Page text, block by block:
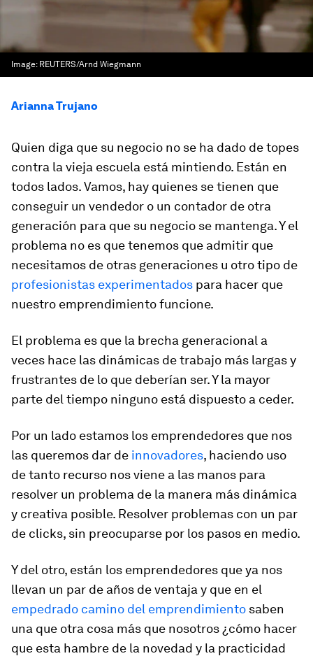
Image: REUTERS/Arnd Wiegmann
Arianna Trujano
Quien diga que su negocio no se ha dado de topes
contra la vieja escuela está mintiendo. Están en
todos lados. Vamos, hay quienes se tienen que
conseguir un vendedor o un contador de otra
generación para que su negocio se mantenga. Y el
problema no es que tenemos que admitir que
necesitamos de otras generaciones u otro tipo de
profesionistas experimentados para hacer que
nuestro emprendimiento funcione.
El problema es que la brecha generacional a
veces hace las dinámicas de trabajo más largas y
frustrantes de lo que deberían ser. Y la mayor
parte del tiempo ninguno está dispuesto a ceder.
Por un lado estamos los emprendedores que nos
las queremos dar de innovadores, haciendo uso
de tanto recurso nos viene a las manos para
resolver un problema de la manera más dinámica
y creativa posible. Resolver problemas con un par
de clicks, sin preocuparse por los pasos en medio.
Y del otro, están los emprendedores que ya nos
llevan un par de años de ventaja y que en el
empedrado camino del emprendimiento saben
una que otra cosa más que nosotros ¿cómo hacer
que esta hambre de la novedad y la practicidad